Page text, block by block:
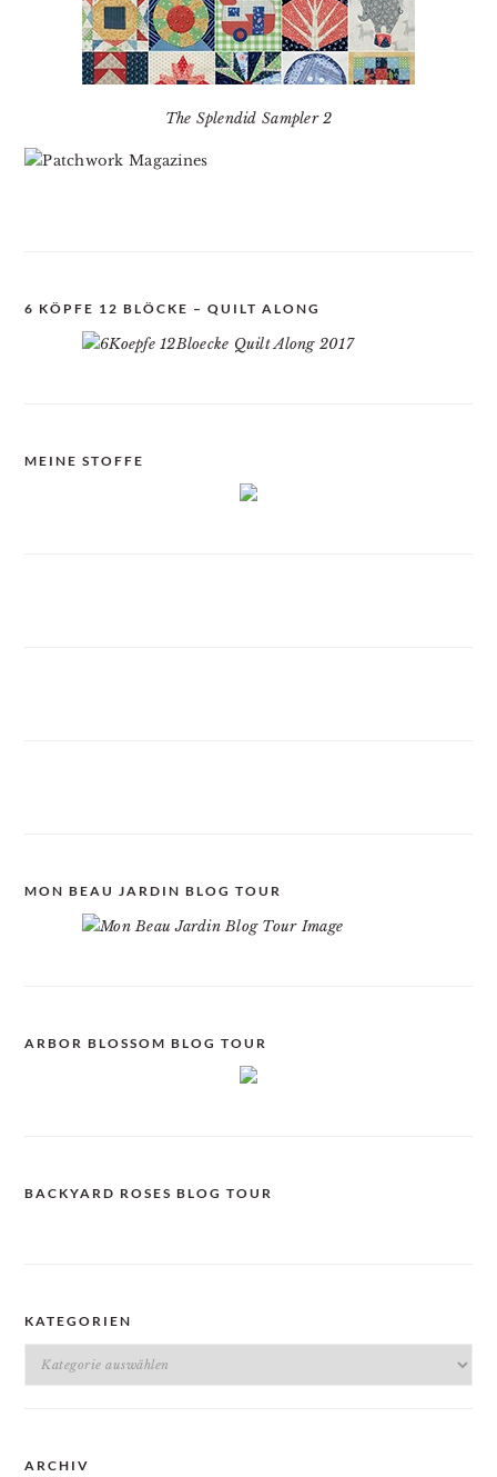
The Splendid Sampler 2
6 KÖPFE 12 BLÖCKE – QUILT ALONG
MEINE STOFFE
MON BEAU JARDIN BLOG TOUR
ARBOR BLOSSOM BLOG TOUR
BACKYARD ROSES BLOG TOUR
KATEGORIEN
Kategorien
ARCHIV